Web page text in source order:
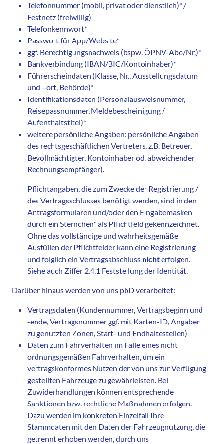
Telefonnummer (mobil, privat oder dienstlich)* /
Festnetz (freiwillig)
Telefonkennwort*
Passwort für App/Website*
ggf. Berechtigungsnachweis (bspw. ÖPNV-Abo/Nr.)*
Bankverbindung (IBAN/BIC/Kontoinhaber)*
Führerscheindaten (Klasse, Nr., Ausstellungsdatum
und –ort, Behörde)*
Identifikationsdaten (Personalausweisnummer,
Reisepassnummer, Meldebescheinigung /
Aufenthaltstitel)*
weitere persönliche Angaben: persönliche Angaben
des rechtsgeschäftlichen Vertreters, z.B. Betreuer,
Bevollmächtigter, Kontoinhaber od. abweichender
Rechnungsempfänger).
Pflichtangaben, die zum Zwecke der Registrierung /
des Vertragsschlusses benötigt werden, sind in den
Antragsformularen und/oder den Eingabemasken
durch ein Sternchen* als Pflichtfeld gekennzeichnet.
Ohne das vollständige und wahrheitsgemäße
Ausfüllen der Pflichtfelder kann eine Registrierung
und folglich ein Vertragsabschluss nichterfolgen.
Siehe auch Ziffer 2.4.1 Feststellung der Identität.
Darüber hinaus werden von uns pbD verarbeitet:
Vertragsdaten (Kundennummer, Vertragsbeginn und
-ende, Vertragsnummer ggf. mit Karten-ID, Angaben
zu genutzten Zonen, Start- und Endhaltestellen)
Daten zum Fahrverhalten im Falle eines nicht
ordnungsgemäßen Fahrverhalten, um ein
vertragskonformes Nutzen der von uns zur Verfügung
gestellten Fahrzeuge zu gewährleisten. Bei
Zuwiderhandlungen können entsprechende
Sanktionen bzw. rechtliche Maßnahmen erfolgen.
Dazu werden im konkreten Einzelfall Ihre
Stammdaten mit den Daten der Fahrzeugnutzung, die
getrennt erhoben werden, durch uns